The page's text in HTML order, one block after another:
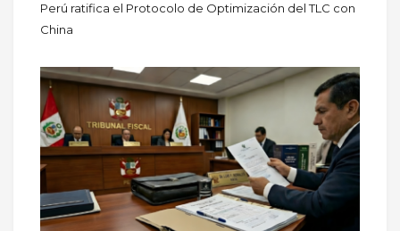
Perú ratifica el Protocolo de Optimización del TLC con
China